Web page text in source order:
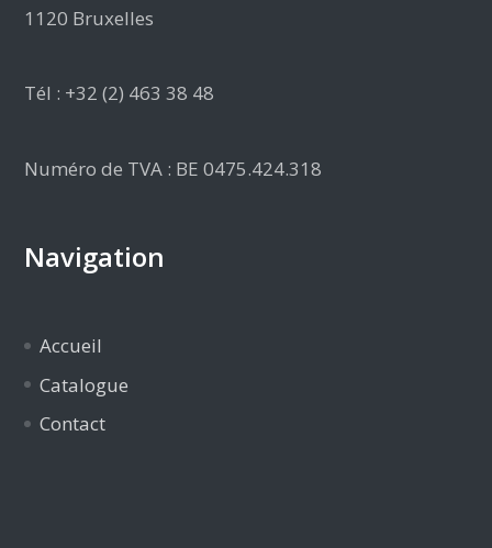
1120 Bruxelles
Tél : +32 (2) 463 38 48
Numéro de TVA : BE 0475.424.318
Navigation
Accueil
Catalogue
Contact